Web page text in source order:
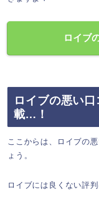
ロイブ
ロイブの悪い
載…！
ここからは、ロイブの
ょう。
ロイブには良くない評